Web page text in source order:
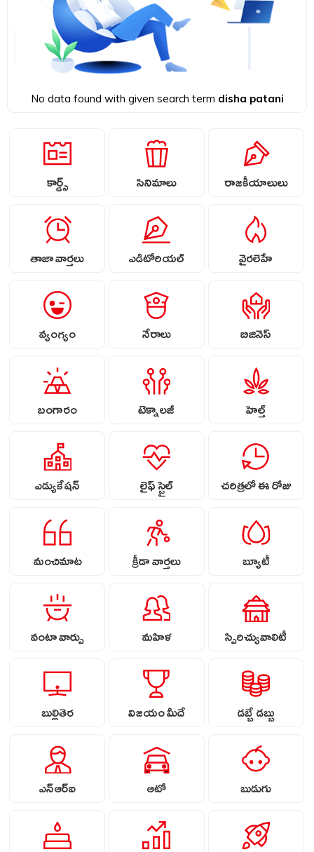
No data found with given search term disha patani
కార్డ్స్ సినిమాలు రాజకీయాలులు
తాజా వార్తలు ఎడిటోరియల్ వైరలెహే
వ్యంగ్యం నేరాలు బిజినెస్
బంగారం టెక్నాలజీ హెల్త్
ఎడ్యుకేషన్ లైఫ్ స్టైల్ చరిత్రలో ఈ రోజు
మంచిమాట క్రీడా వార్తలు బ్యూటీ
వంటా వార్పు మహిళ స్పిరిచ్యువాలిటీ
బుల్లితెర విజయం మీదే డబ్బే డబ్బు
ఎన్ఆర్ఐ ఆటో బుడుగు